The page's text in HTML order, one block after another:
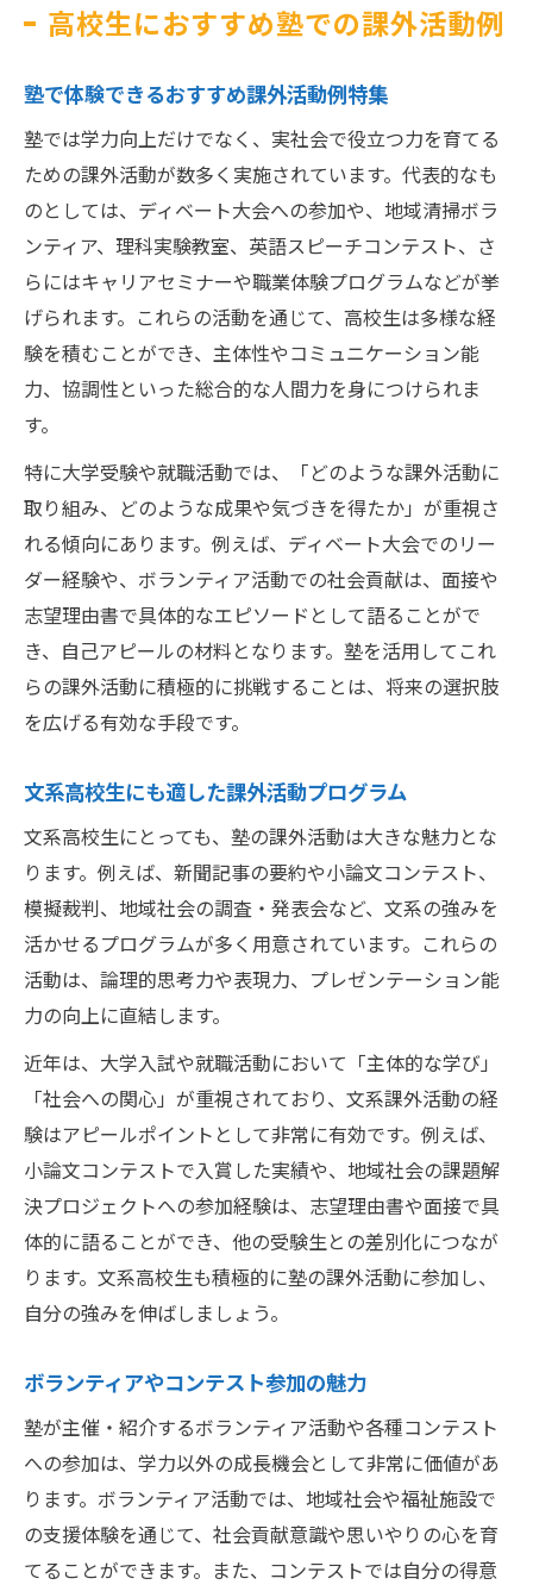
高校生におすすめ塾での課外活動例
塾で体験できるおすすめ課外活動例特集
塾では学力向上だけでなく、実社会で役立つ力を育てる
ための課外活動が数多く実施されています。代表的なも
のとしては、ディベート大会への参加や、地域清掃ボラ
ンティア、理科実験教室、英語スピーチコンテスト、さ
らにはキャリアセミナーや職業体験プログラムなどが挙
げられます。これらの活動を通じて、高校生は多様な経
験を積むことができ、主体性やコミュニケーション能
力、協調性といった総合的な人間力を身につけられま
す。
特に大学受験や就職活動では、「どのような課外活動に
取り組み、どのような成果や気づきを得たか」が重視さ
れる傾向にあります。例えば、ディベート大会でのリー
ダー経験や、ボランティア活動での社会貢献は、面接や
志望理由書で具体的なエピソードとして語ることがで
き、自己アピールの材料となります。塾を活用してこれ
らの課外活動に積極的に挑戦することは、将来の選択肢
を広げる有効な手段です。
文系高校生にも適した課外活動プログラム
文系高校生にとっても、塾の課外活動は大きな魅力とな
ります。例えば、新聞記事の要約や小論文コンテスト、
模擬裁判、地域社会の調査・発表会など、文系の強みを
活かせるプログラムが多く用意されています。これらの
活動は、論理的思考力や表現力、プレゼンテーション能
力の向上に直結します。
近年は、大学入試や就職活動において「主体的な学び」
「社会への関心」が重視されており、文系課外活動の経
験はアピールポイントとして非常に有効です。例えば、
小論文コンテストで入賞した実績や、地域社会の課題解
決プロジェクトへの参加経験は、志望理由書や面接で具
体的に語ることができ、他の受験生との差別化につなが
ります。文系高校生も積極的に塾の課外活動に参加し、
自分の強みを伸ばしましょう。
ボランティアやコンテスト参加の魅力
塾が主催・紹介するボランティア活動や各種コンテスト
への参加は、学力以外の成長機会として非常に価値があ
ります。ボランティア活動では、地域社会や福祉施設で
の支援体験を通じて、社会貢献意識や思いやりの心を育
てることができます。また、コンテストでは自分の得意